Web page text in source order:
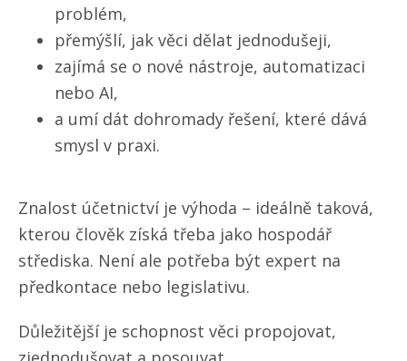
problém,
přemýšlí, jak věci dělat jednodušeji,
zajímá se o nové nástroje, automatizaci
nebo AI,
a umí dát dohromady řešení, které dává
smysl v praxi.
Znalost účetnictví je výhoda – ideálně taková,
kterou člověk získá třeba jako hospodář
střediska. Není ale potřeba být expert na
předkontace nebo legislativu.
Důležitější je schopnost věci propojovat,